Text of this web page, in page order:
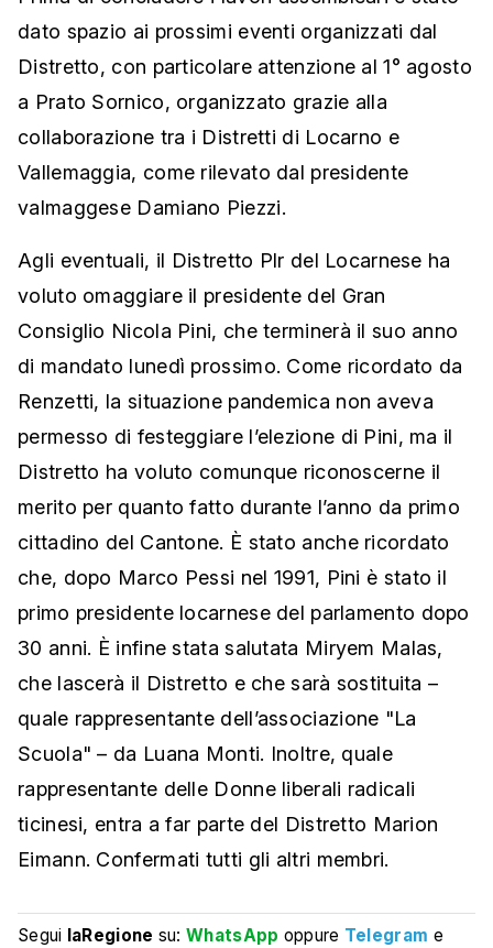
dato spazio ai prossimi eventi organizzati dal
Distretto, con particolare attenzione al 1° agosto
a Prato Sornico, organizzato grazie alla
collaborazione tra i Distretti di Locarno e
Vallemaggia, come rilevato dal presidente
valmaggese Damiano Piezzi.
Agli eventuali, il Distretto Plr del Locarnese ha
voluto omaggiare il presidente del Gran
Consiglio Nicola Pini, che terminerà il suo anno
di mandato lunedì prossimo. Come ricordato da
Renzetti, la situazione pandemica non aveva
permesso di festeggiare l’elezione di Pini, ma il
Distretto ha voluto comunque riconoscerne il
merito per quanto fatto durante l’anno da primo
cittadino del Cantone. È stato anche ricordato
che, dopo Marco Pessi nel 1991, Pini è stato il
primo presidente locarnese del parlamento dopo
30 anni. È infine stata salutata Miryem Malas,
che lascerà il Distretto e che sarà sostituita –
quale rappresentante dell’associazione "La
Scuola" – da Luana Monti. Inoltre, quale
rappresentante delle Donne liberali radicali
ticinesi, entra a far parte del Distretto Marion
Eimann. Confermati tutti gli altri membri.
Segui laRegione su:WhatsApp oppure Telegram e